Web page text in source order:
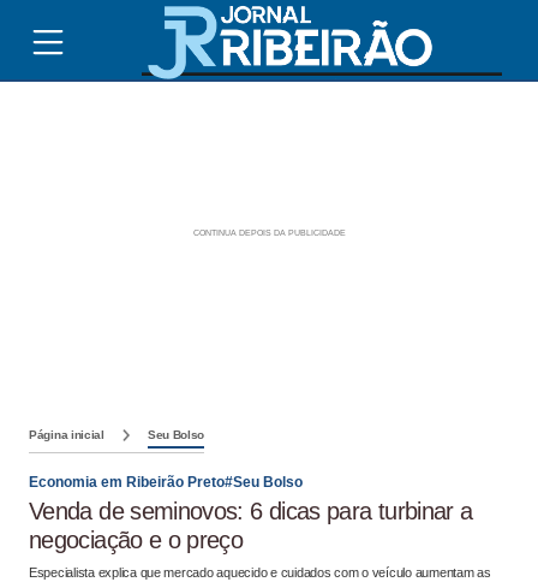
Página inicial Seu Bolso
Economia em Ribeirão Preto#Seu Bolso
Venda de seminovos: 6 dicas para turbinar a
negociação e o preço
Especialista explica que mercado aquecido e cuidados com o veículo aumentam as